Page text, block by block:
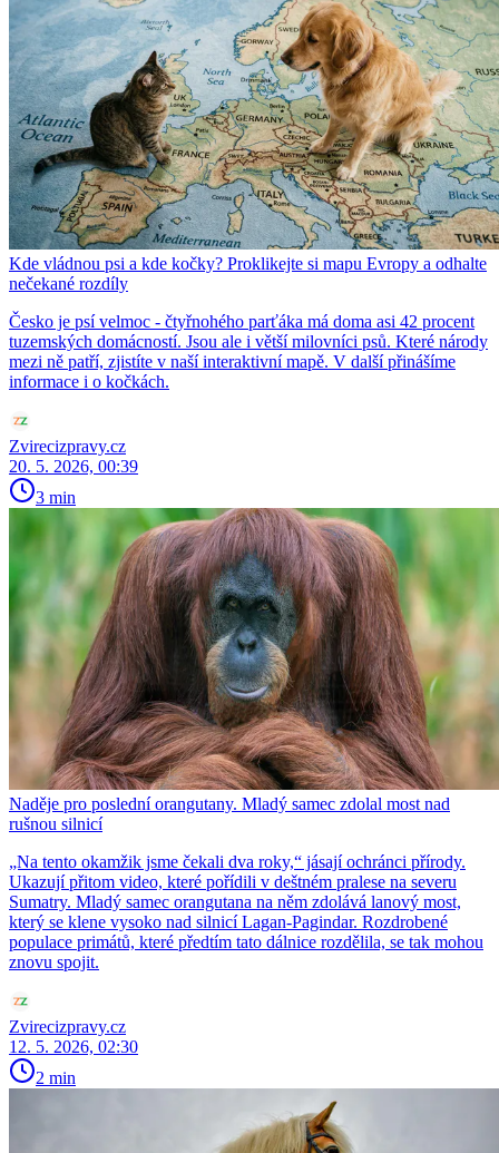
Kde vládnou psi a kde kočky? Proklikejte si mapu Evropy a odhalte
nečekané rozdíly
Česko je psí velmoc - čtyřnohého parťáka má doma asi 42 procent
tuzemských domácností. Jsou ale i větší milovníci psů. Které národy
mezi ně patří, zjistíte v naší interaktivní mapě. V další přinášíme
informace i o kočkách.
Zvirecizpravy.cz
20. 5. 2026, 00:39
3 min
Naděje pro poslední orangutany. Mladý samec zdolal most nad
rušnou silnicí
„Na tento okamžik jsme čekali dva roky,“ jásají ochránci přírody.
Ukazují přitom video, které pořídili v deštném pralese na severu
Sumatry. Mladý samec orangutana na něm zdolává lanový most,
který se klene vysoko nad silnicí Lagan-Pagindar. Rozdrobené
populace primátů, které předtím tato dálnice rozdělila, se tak mohou
znovu spojit.
Zvirecizpravy.cz
12. 5. 2026, 02:30
2 min